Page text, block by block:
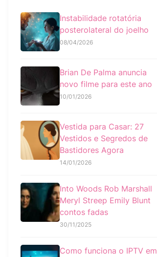
Instabilidade rotatória
posterolateral do joelho
08/04/2026
Brian De Palma anuncia
novo filme para este ano
10/01/2026
Vestida para Casar: 27
Vestidos e Segredos de
Bastidores Agora
14/01/2026
Into Woods Rob Marshall
Meryl Streep Emily Blunt
contos fadas
30/11/2025
Como funciona o IPTV em